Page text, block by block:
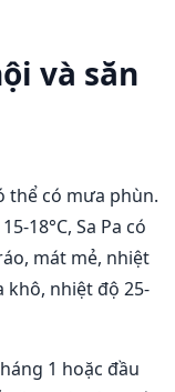
và săn
thể có mưa phùn.
18°C, Sa Pa có
mát mẻ, nhiệt
khô, nhiệt độ 25-
1 hoặc đầu